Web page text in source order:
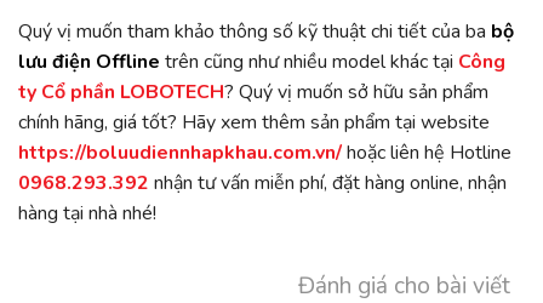
Quý vị muốn tham khảo thông số kỹ thuật chi tiết của ba bộ
lưu điện Offline trên cũng như nhiều model khác tại Công
ty Cổ phần LOBOTECH? Quý vị muốn sở hữu sản phẩm
chính hãng, giá tốt? Hãy xem thêm sản phẩm tại website
https://boluudiennhapkhau.com.vn/hoặc liên hệ Hotline
0968.293.392 nhận tư vấn miễn phí, đặt hàng online, nhận
hàng tại nhà nhé!
Đánh giá cho bài viết